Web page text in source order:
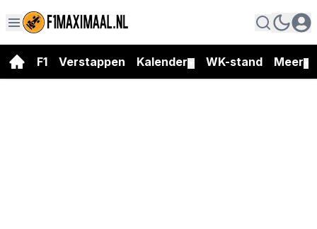
F1 Verstappen Kalender WK-stand Meer